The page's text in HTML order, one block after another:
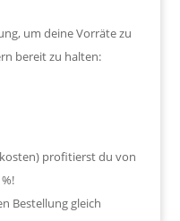
um deine Vorräte zu
bereit zu halten:
profitierst du von
Bestellung gleich